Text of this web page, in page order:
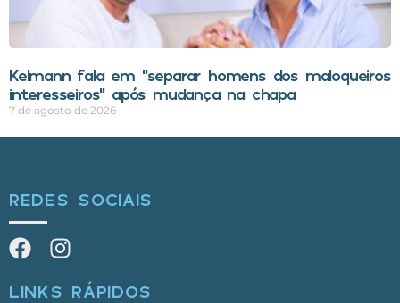
Kelmann fala em “separar homens dos maloqueiros
interesseiros” após mudança na chapa
7 de agosto de 2026
REDES SOCIAIS
LINKS RÁPIDOS